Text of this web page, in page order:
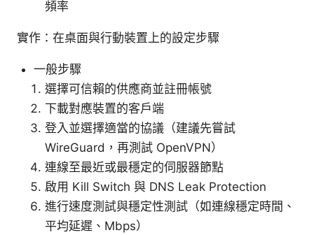
頻率
實作：在桌面與行動裝置上的設定步驟
一般步驟
選擇可信賴的供應商並註冊帳號
下載對應裝置的客戶端
登入並選擇適當的協議（建議先嘗試
WireGuard，再測試 OpenVPN）
連線至最近或最穩定的伺服器節點
啟用 Kill Switch 與 DNS Leak Protection
進行速度測試與穩定性測試（如連線穩定時間、
平均延遲、Mbps）